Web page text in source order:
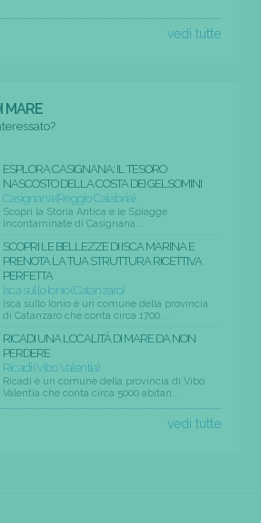
vedi tutte
MARE
ESPLORA CASIGNANA: IL TESORO
NASCOSTO DELLA COSTA DEI GELSOMINI
Casignana (Reggio Calabria)
Scopri la Storia Antica e le Spiagge
Incontaminate di Casignana...
SCOPRI LE BELLEZZE DI ISCA MARINA E
PRENOTA LA TUA STRUTTURA RICETTIVA
PERFETTA
Isca sullo Ionio (Catanzaro)
Isca sullo Ionio è un comune della provincia
di Catanzaro che conta circa 1700 ...
RICADI UNA LOCALITÀ DI MARE DA NON
PERDERE
Ricadi (Vibo Valentia)
Ricadi è un comune della provincia di Vibo
Valentia che conta circa 5000 abitan...
vedi tutte